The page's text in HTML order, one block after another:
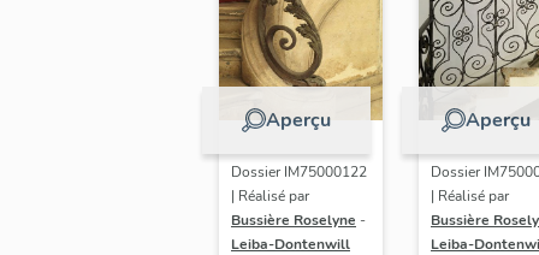
Aperçu
Dossier IM75000122
| Réalisé par
Bussière Roselyne -
Leiba-Dontenwill
Aperçu
Dossier
| Réalisé par
Bussière
Leiba-